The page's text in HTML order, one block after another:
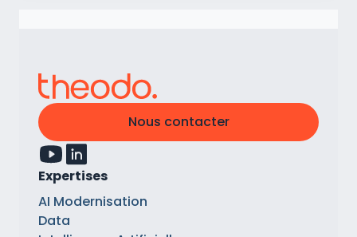
Nous contacter
Expertises
AI Modernisation
Data